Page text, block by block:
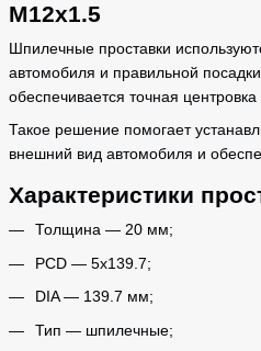
M12x1.5
Шпилечные проставки
автомобиля и правильной
обеспечивается точная центровка
Такое решение помогает
внешний вид автомобиля и
Характеристики
Толщина — 20 мм;
PCD — 5x139.7;
DIA — 139.7 мм;
Тип — шпилечные;